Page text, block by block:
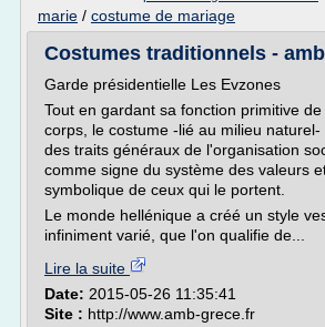
marie / costume de mariage
Costumes traditionnels -
Garde présidentielle Les Evzones
Tout en gardant sa fonction primitive
corps, le costume -lié au milieu
des traits généraux de l'organisation
comme signe du système des valeurs
symbolique de ceux qui le portent.
Le monde hellénique a créé un style
infiniment varié, que l'on qualifie de...
Lire la suite
Date: 2015-05-26 11:35:41
Site : http://www.amb-grece.fr